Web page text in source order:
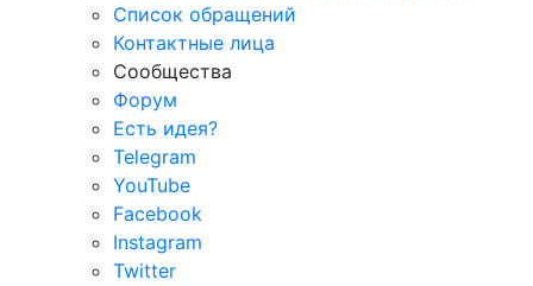
Список обращений
Контактные лица
Сообщества
Форум
Есть идея?
Telegram
YouTube
Facebook
Instagram
Twitter